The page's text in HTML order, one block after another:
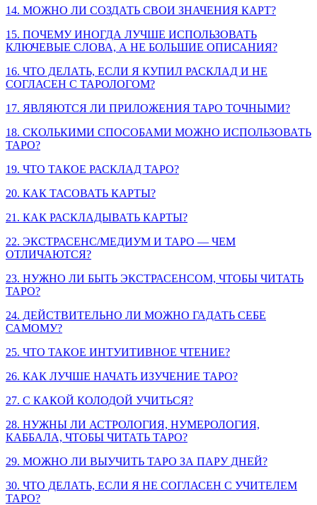
14. МОЖНО ЛИ СОЗДАТЬ СВОИ ЗНАЧЕНИЯ КАРТ?
15. ПОЧЕМУ ИНОГДА ЛУЧШЕ ИСПОЛЬЗОВАТЬ
КЛЮЧЕВЫЕ СЛОВА, А НЕ БОЛЬШИЕ ОПИСАНИЯ?
16. ЧТО ДЕЛАТЬ, ЕСЛИ Я КУПИЛ РАСКЛАД И НЕ
СОГЛАСЕН С ТАРОЛОГОМ?
17. ЯВЛЯЮТСЯ ЛИ ПРИЛОЖЕНИЯ ТАРО ТОЧНЫМИ?
18. СКОЛЬКИМИ СПОСОБАМИ МОЖНО ИСПОЛЬЗОВАТЬ
ТАРО?
19. ЧТО ТАКОЕ РАСКЛАД ТАРО?
20. КАК ТАСОВАТЬ КАРТЫ?
21. КАК РАСКЛАДЫВАТЬ КАРТЫ?
22. ЭКСТРАСЕНС/МЕДИУМ И ТАРО — ЧЕМ
ОТЛИЧАЮТСЯ?
23. НУЖНО ЛИ БЫТЬ ЭКСТРАСЕНСОМ, ЧТОБЫ ЧИТАТЬ
ТАРО?
24. ДЕЙСТВИТЕЛЬНО ЛИ МОЖНО ГАДАТЬ СЕБЕ
САМОМУ?
25. ЧТО ТАКОЕ ИНТУИТИВНОЕ ЧТЕНИЕ?
26. КАК ЛУЧШЕ НАЧАТЬ ИЗУЧЕНИЕ ТАРО?
27. С КАКОЙ КОЛОДОЙ УЧИТЬСЯ?
28. НУЖНЫ ЛИ АСТРОЛОГИЯ, НУМЕРОЛОГИЯ,
КАББАЛА, ЧТОБЫ ЧИТАТЬ ТАРО?
29. МОЖНО ЛИ ВЫУЧИТЬ ТАРО ЗА ПАРУ ДНЕЙ?
30. ЧТО ДЕЛАТЬ, ЕСЛИ Я НЕ СОГЛАСЕН С УЧИТЕЛЕМ
ТАРО?